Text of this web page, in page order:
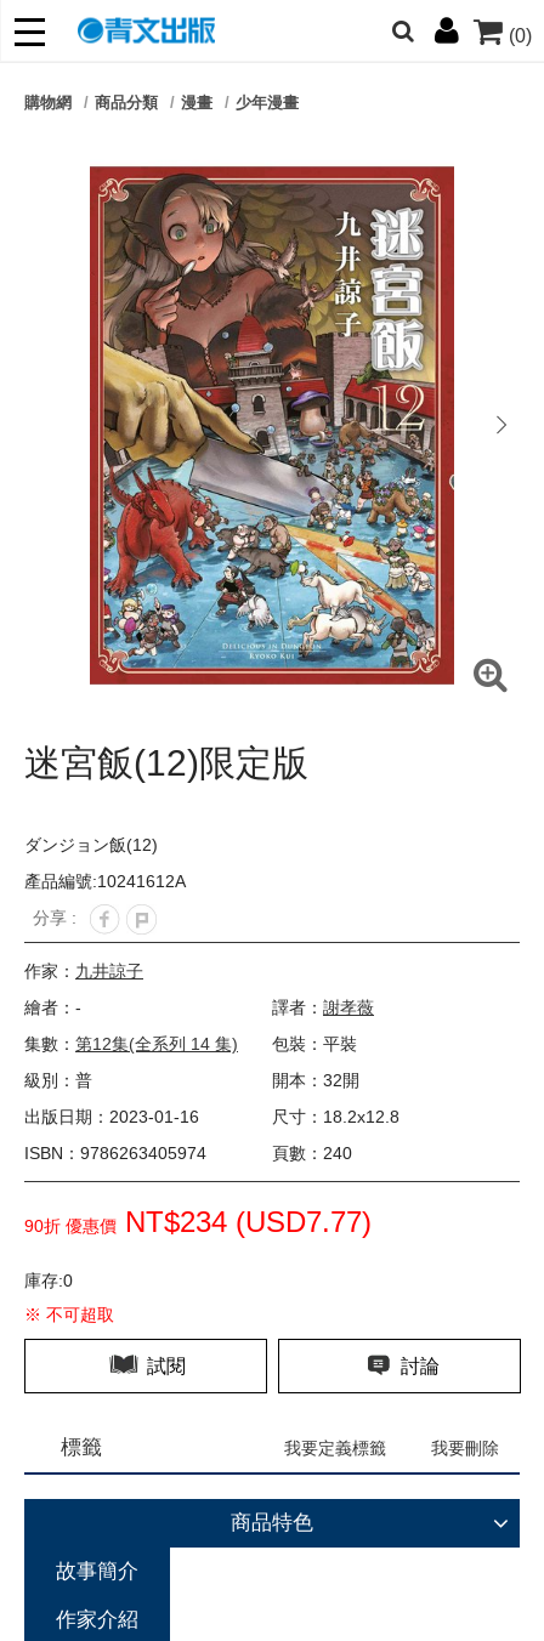
(0)
朋友們，提高警覺！
購物網 商品分類 漫畫 少年漫畫
next
迷宮飯(12)限定版
ダンジョン飯(12)
產品編號:10241612A
分享 :
作家： 九井諒子
繪者：-
譯者： 謝孝薇
集數： 第12集(全系列 14 集)
包裝：平裝
級別：普
開本：32開
出版日期：2023-01-16
尺寸：18.2x12.8
ISBN：9786263405974
頁數：240
90折 優惠價 NT$234 (USD7.77)
庫存:0
※ 不可超取
試閱 討論
標籤 我要定義標籤 我要刪除
商品特色
故事簡介
作家介紹